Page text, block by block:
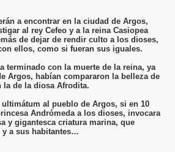
a encontrar en la ciudad de Argos,
al rey Cefeo y a la reina Casiopea
de dejar de rendir culto a los dioses,
ellos, como si fueran sus iguales.
terminado con la muerte de la reina, ya
Argos, habían compararon la belleza de
de la diosa Afrodita.
ultimátum al pueblo de Argos, si en 10
Andrómeda a los dioses, invocara
y gigantesca criatura marina, que
y a sus habitantes…